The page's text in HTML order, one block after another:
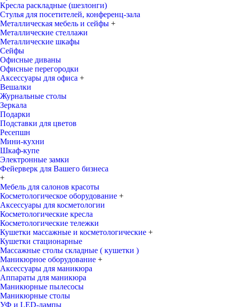
Кресла раскладные (шезлонги)
Стулья для посетителей, конференц-зала
Металлическая мебель и сейфы +
Металлические стеллажи
Металлические шкафы
Сейфы
Офисные диваны
Офисные перегородки
Аксессуары для офиса +
Вешалки
Журнальные столы
Зеркала
Подарки
Подставки для цветов
Ресепшн
Мини-кухни
Шкаф-купе
Электронные замки
Фейерверк для Вашего бизнеса
+
Мебель для салонов красоты
Косметологическое оборудование +
Аксессуары для косметологии
Косметологические кресла
Косметологические тележки
Кушетки массажные и косметологические +
Кушетки стационарные
Массажные столы складные ( кушетки )
Маникюрное оборудование +
Аксессуары для маникюра
Аппараты для маникюра
Маникюрные пылесосы
Маникюрные столы
УФ и LED-лампы